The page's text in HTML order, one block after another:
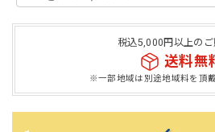
税込5,000円以上の
送料無
※一部地域は別途地域料を頂